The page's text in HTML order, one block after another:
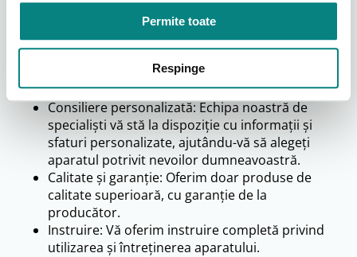
Permite toate
Respinge
De ce să alegeți Adapt RO?
Gamă variată: Oferim o gamă variată de aparate
de tuse asistată de la branduri de top, precum
Philips Respironics și alți producători de
renume.
Consiliere personalizată: Echipa noastră de
specialiști vă stă la dispoziție cu informații și
sfaturi personalizate, ajutându-vă să alegeți
aparatul potrivit nevoilor dumneavoastră.
Calitate și garanție: Oferim doar produse de
calitate superioară, cu garanție de la
producător.
Instruire: Vă oferim instruire completă privind
utilizarea și întreținerea aparatului.